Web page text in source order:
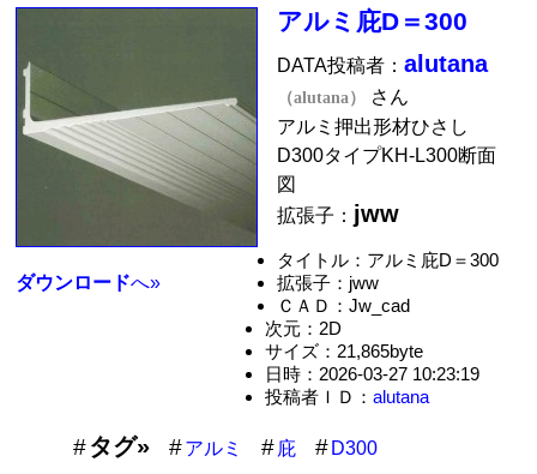
ダウンロードへ»
アルミ庇D＝300
DATA投稿者：alutana
（alutana）
さん
アルミ押出形材ひさし
D300タイプKH-L300断面
図
拡張子： jww
タイトル：アルミ庇D＝300
拡張子：jww
ＣＡＤ：Jw_cad
次元：2D
サイズ：21,865byte
日時：2026-03-27 10:23:19
投稿者ＩＤ： alutana
タグ» アルミ 庇 D300